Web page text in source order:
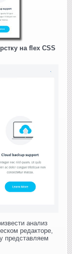
на flex CSS
анализ
редакторе,
представляем